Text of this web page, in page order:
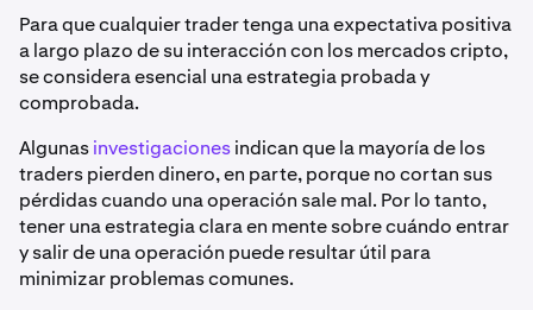
Para que cualquier trader tenga una expectativa positiva
a largo plazo de su interacción con los mercados cripto,
se considera esencial una estrategia probada y
comprobada.
Algunasinvestigacionesindican que la mayoría de los
traders pierden dinero, en parte, porque no cortan sus
pérdidas cuando una operación sale mal. Por lo tanto,
tener una estrategia clara en mente sobre cuándo entrar
y salir de una operación puede resultar útil para
minimizar problemas comunes.